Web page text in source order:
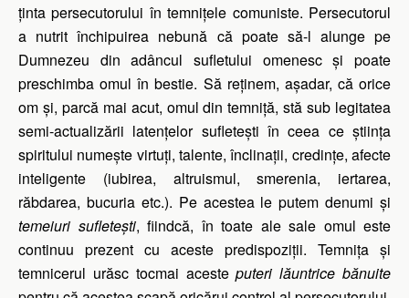
ținta persecutorului în temnițele comuniste. Persecutorul
a nutrit închipuirea nebună că poate să-l alunge pe
Dumnezeu din adâncul sufletului omenesc și poate
preschimba omul în bestie. Să reținem, așadar, că orice
om și, parcă mai acut, omul din temniță, stă sub legitatea
semi-actualizării latențelor sufletești în ceea ce știința
spiritului numește virtuți, talente, înclinații, credințe, afecte
inteligente (iubirea, altruismul, smerenia, iertarea,
răbdarea, bucuria etc.). Pe acestea le putem denumi și
temeiuri sufletești, fiindcă, în toate ale sale omul este
continuu prezent cu aceste predispoziții. Temnița și
temnicerul urăsc tocmai acesteputeri lăuntrice bănuite